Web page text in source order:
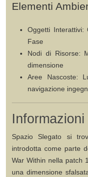
Elementi
Oggetti Interattivi:
Fase
Nodi di Risorse:
dimensione
Aree Nascoste:
navigazione
Spazio Slegato si
introdotta come parte
War Within nella patch
una dimensione